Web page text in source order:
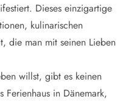
Dieses einzigartige
kulinarischen
die man mit seinen Lieben
willst, gibt es keinen
Ferienhaus in Dänemark,